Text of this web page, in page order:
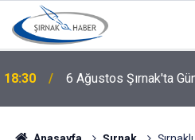
18:30 6 Ağustos Şırnak'ta